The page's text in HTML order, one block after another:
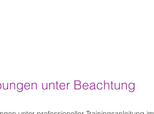
unter Beachtung